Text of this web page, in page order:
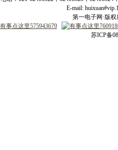
E-mail:
第一电子网·版权
苏ICP备